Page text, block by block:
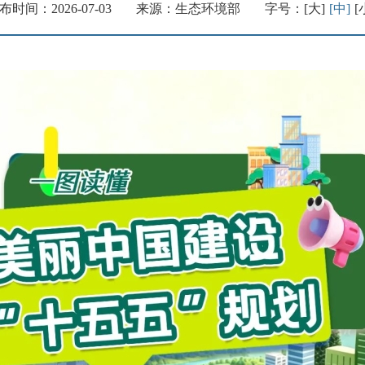
时间：2026-07-03 来源：生态环境部 字号： [大] [中] [